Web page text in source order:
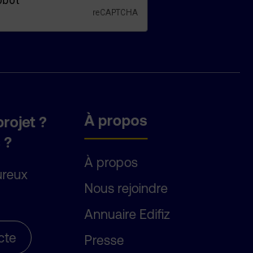
?
?
À propos
À propos
Nous rejoindre
Annuaire Edifiz
Presse